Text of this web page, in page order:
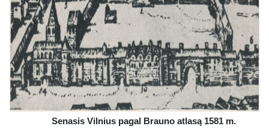
Senasis Vilnius pagal Brauno atlasą 1581 m.